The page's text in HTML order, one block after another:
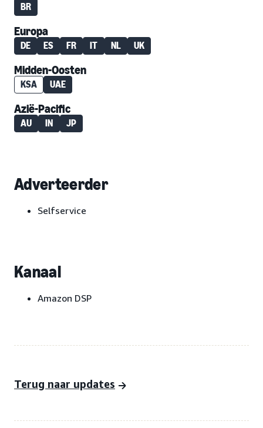
BR
Europa
DE ES FR IT NL UK
Midden-Oosten
KSA UAE
Azië-Pacific
AU IN JP
Adverteerder
Selfservice
Kanaal
Amazon DSP
Terug naar updates